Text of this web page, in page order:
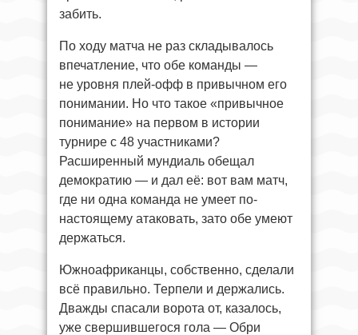
забить.
По ходу матча не раз складывалось
впечатление, что обе команды —
не уровня плей-офф в привычном его
понимании. Но что такое «привычное
понимание» на первом в истории
турнире с 48 участниками?
Расширенный мундиаль обещал
демократию — и дал её: вот вам матч,
где ни одна команда не умеет по-
настоящему атаковать, зато обе умеют
держаться.
Южноафриканцы, собственно, сделали
всё правильно. Терпели и держались.
Дважды спасали ворота от, казалось,
уже свершившегося гола — Обри